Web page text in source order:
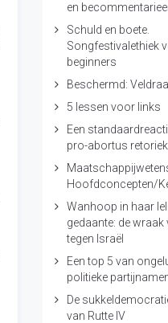
en
Schuld en boete.
Songfestivalethiek
beginners
Beschermd:
5 lessen voor links
Een
pro-abortus retoriek
Hoofdconcepten/
Wanhoop in haar
gedaante: de
tegen Israël
Een top 5 van
politieke
De
van Rutte IV